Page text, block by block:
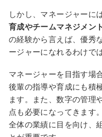
しかし、マネージャーに
育成やチームマネジメン
の経験から言えば、優秀
ージャーになれるわけで
マネージャーを目指す場
後輩の指導や育成にも積
ます。また、数字の管理
点も必要になってきます
全体の業績に目を向け、